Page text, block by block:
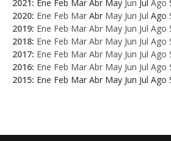
2021: Ene Feb Mar Abr May Jun Jul Ago
2020: Ene Feb Mar Abr May Jun Jul Ago
2019: Ene Feb Mar Abr May Jun Jul Ago
2018: Ene Feb Mar Abr May Jun Jul Ago
2017: Ene Feb Mar Abr May Jun Jul Ago
2016: Ene Feb Mar Abr May Jun Jul Ago
2015: Ene Feb Mar Abr May Jun Jul Ago